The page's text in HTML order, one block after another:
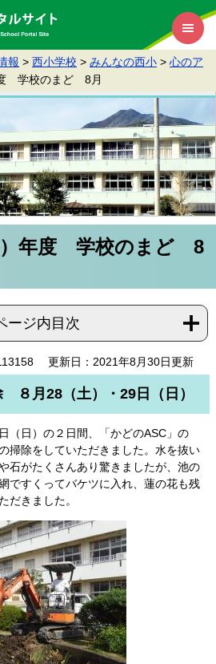
報 > 西小学校 > みんなの西小 > 心のア
学校のまど 8月
）年度 学校のまど 8
ージ内目次
更新日：2021年8月30日更新
月28（土）・29日（日）
（日）の２日間、「かどのASC」の
掃除をしていただきました。水を抜い
石がたくさんあり驚きましたが、池の
ですくってバケツに入れ、蓮の花も残
だきました。